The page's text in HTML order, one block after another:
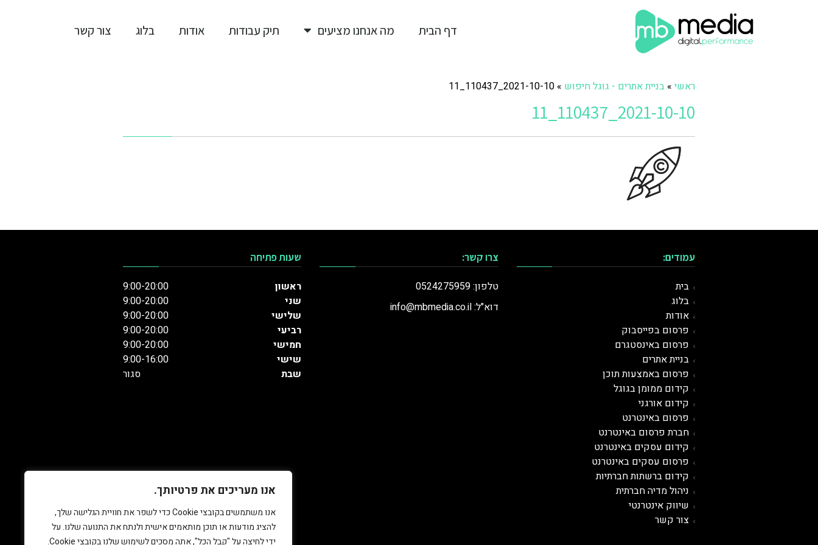
אנו מעריכים את פרטיותך.
אנו משתמשים בקובצי Cookie כדי לשפר את חוויית הגלישה שלך,
להציג מודעות או תוכן מותאמים אישית ולנתח את התנועה שלנו. על
ידי לחיצה על "קבל הכל", אתה מסכים לשימוש שלנו בקובצי Cookie.
דף הבית מה אנחנו מציעים תיק עבודות אודות בלוג צור קשר
ראשי » בניית אתרים - גוגל חיפוש »
2021-10-10_110437_11
2021-10-10_110437_11
עמודים:
בית
בלוג
אודות
פרסום בפייסבוק
פרסום באינסטגרם
בניית אתרים
פרסום באמצעות תוכן
קידום ממומן בגוגל
קידום אורגני
פרסום באינטרנט
חברת פרסום באינטרנט
קידום עסקים באינטרנט
פרסום עסקים באינטרנט
קידום ברשתות חברתיות
ניהול מדיה חברתית
שיווק אינטרנטי
צור קשר
צרו קשר:
טלפון: 0524275959
דוא"ל: info@mbmedia.co.il
שעות פתיחה
ראשון
9:00-20:00
שני
9:00-20:00
שלישי
9:00-20:00
רביעי
9:00-20:00
חמישי
9:00-20:00
שישי
9:00-16:00
שבת
סגור